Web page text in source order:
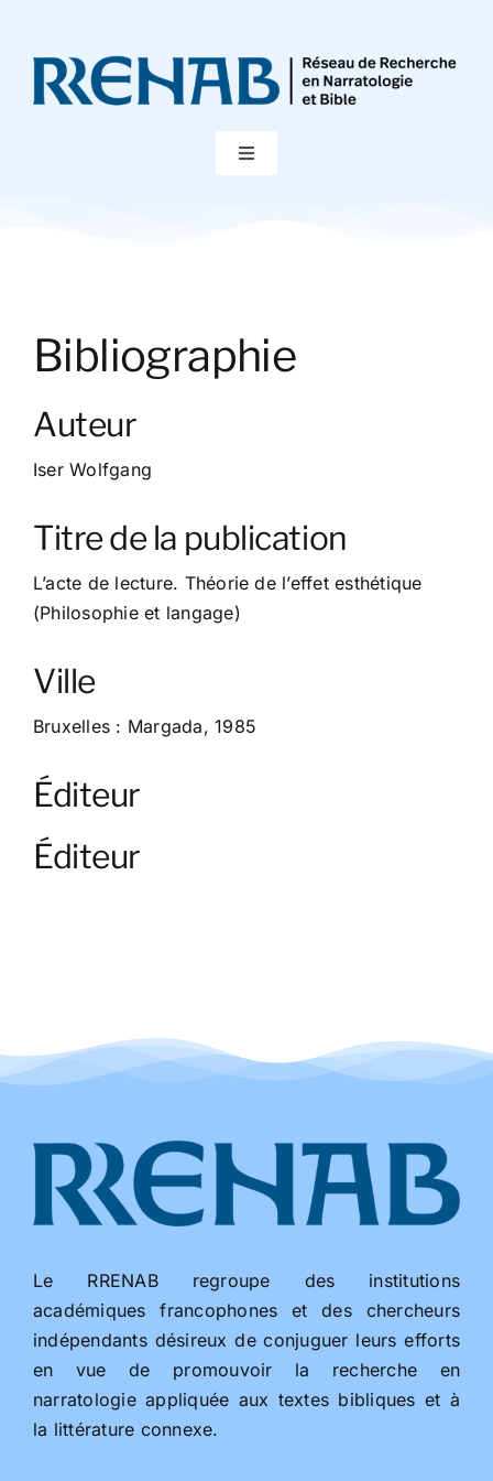
contenu
Toggle
Publications
Bibliographie
Contact
Bibliographie
Auteur
Iser Wolfgang
Titre de la publication
L’acte de lecture. Théorie de l’effet esthétique
(Philosophie et langage)
Ville
Bruxelles : Margada, 1985
Éditeur
Éditeur
Le RRENAB regroupe des institutions
académiques francophones et des chercheurs
indépendants désireux de conjuguer leurs efforts
en vue de promouvoir la recherche en
narratologie appliquée aux textes bibliques et à
la littérature connexe.